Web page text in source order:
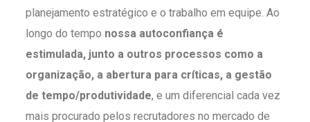
planejamento estratégico e o trabalho em equipe. Ao
longo do tempo nossa autoconfiança é
estimulada, junto a outros processos como a
organização, a abertura para críticas, a gestão
de tempo/produtividade, e um diferencial cada vez
mais procurado pelos recrutadores no mercado de